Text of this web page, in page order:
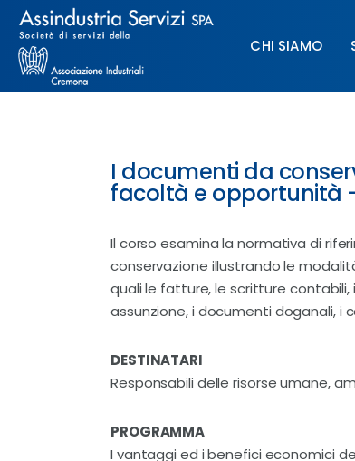
CHI SIAMO
Chi siamo
Struttura
Servizi & Sportelli
I documenti da
facoltà e opportunità
Il corso esamina la normativa di
conservazione illustrando le
quali le fatture, le scritture contabili,
assunzione, i documenti doganali, i
DESTINATARI
Responsabili delle risorse umane,
PROGRAMMA
I vantaggi ed i benefici economici